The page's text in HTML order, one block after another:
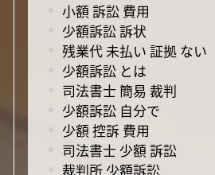
小額 訴訟 費用
少額訴訟 訴状
残業代 未払い 証拠 ない
少額訴訟 とは
司法書士 簡易 裁判
少額訴訟 自分で
少額 控訴 費用
司法書士 少額 訴訟
裁判所 少額訴訟